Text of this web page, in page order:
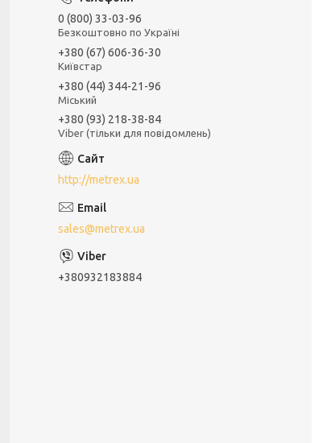
0 (800) 33-03-96
Безкоштовно по Україні
+380 (67) 606-36-30
Київстар
+380 (44) 344-21-96
Міський
+380 (93) 218-38-84
Viber (тільки для повідомлень)
http://metrex.ua
sales@metrex.ua
+380932183884